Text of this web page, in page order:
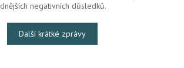
negativních důsledků.
Další krátké zprávy